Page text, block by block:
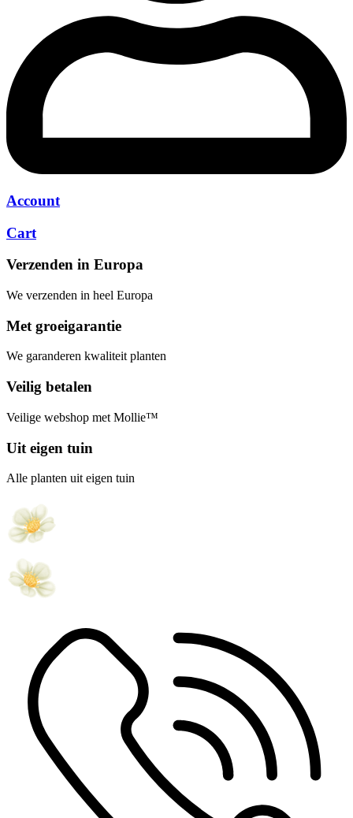
Account
Cart
Verzenden in Europa
We verzenden in heel Europa
Met groeigarantie
We garanderen kwaliteit planten
Veilig betalen
Veilige webshop met Mollie™
Uit eigen tuin
Alle planten uit eigen tuin